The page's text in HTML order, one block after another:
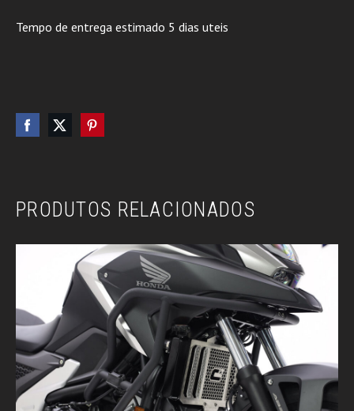
Tempo de entrega estimado 5 dias uteis
PRODUTOS RELACIONADOS